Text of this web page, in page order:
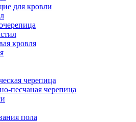
для кровли
кровля
черепица
песчаная черепица
пола